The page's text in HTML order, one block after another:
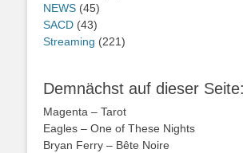
NEWS (45)
SACD (43)
Streaming (221)
Demnächst auf dieser Seite:
Magenta – Tarot
Eagles – One of These Nights
Bryan Ferry – Bête Noire